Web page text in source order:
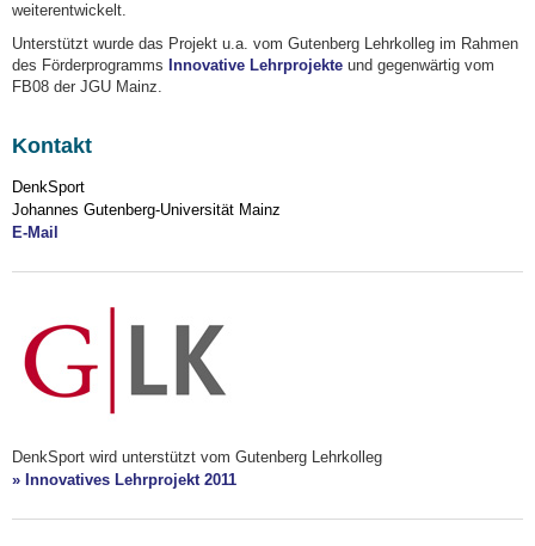
weiterentwickelt.
Unterstützt wurde das Projekt u.a. vom Gutenberg Lehrkolleg im Rahmen
des Förderprogramms Innovative Lehrprojekte und gegenwärtig vom
FB08 der JGU Mainz.
Kontakt
DenkSport
Johannes Gutenberg-Universität Mainz
E-Mail
DenkSport wird unterstützt vom Gutenberg Lehrkolleg
» Innovatives Lehrprojekt 2011